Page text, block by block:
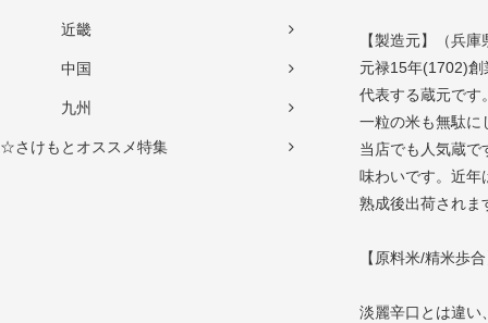
近畿
中国
九州
☆さけもとオススメ特集
【製造元】（兵
元禄15年(1702)
代表する蔵元です
一粒の米も無駄に
当店でも人気蔵で
味わいです。近年
熟成後出荷されま
【原料米/精米歩
淡麗辛口とは違い